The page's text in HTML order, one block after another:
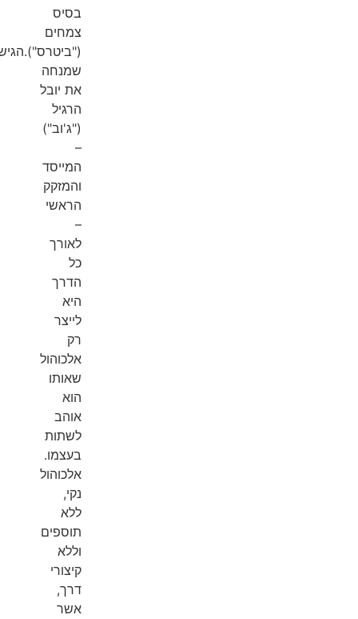
בסיס
צמחים
("ביטרס").הגישה
שמנחה
את יובל
הרגיל
("ג'וב")
המייסד
והמזקק
הראשי
לאורך
כל
הדרך
היא
לייצר
רק
אלכוהול
שאותו
הוא
אוהב
לשתות
בעצמו.
אלכוהול
נקי,
ללא
תוספים
וללא
קיצורי
דרך,
אשר